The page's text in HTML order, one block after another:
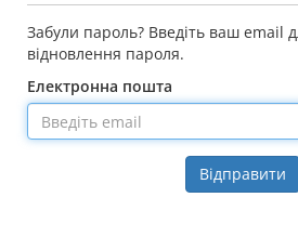
Забули пароль? Введіть ваш email
відновлення пароля.
Електронна пошта
Відправити